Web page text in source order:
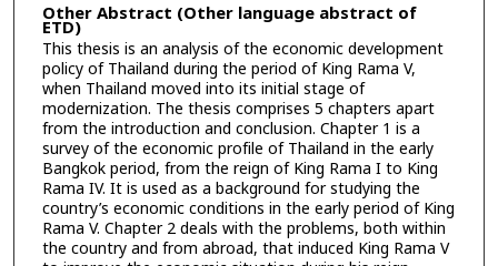
Other Abstract (Other language abstract of
ETD)
This thesis is an analysis of the economic development
policy of Thailand during the period of King Rama V,
when Thailand moved into its initial stage of
modernization. The thesis comprises 5 chapters apart
from the introduction and conclusion. Chapter 1 is a
survey of the economic profile of Thailand in the early
Bangkok period, from the reign of King Rama I to King
Rama IV. It is used as a background for studying the
country’s economic conditions in the early period of King
Rama V. Chapter 2 deals with the problems, both within
the country and from abroad, that induced King Rama V